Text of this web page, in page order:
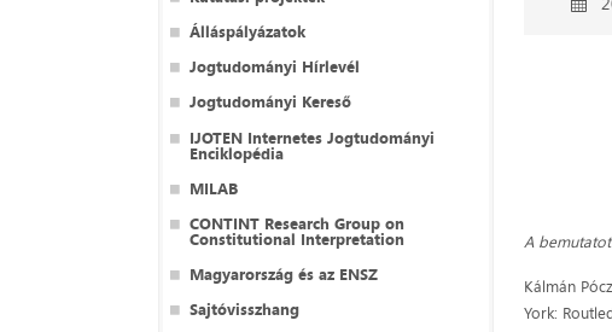
Álláspályázatok
Jogtudományi Hírlevél
Jogtudományi Kereső
IJOTEN Internetes Jogtudományi
Enciklopédia
MILAB
CONTINT Research Group on
Constitutional Interpretation
Magyarország és az ENSZ
Sajtóvisszhang
A
Kálmán
York: